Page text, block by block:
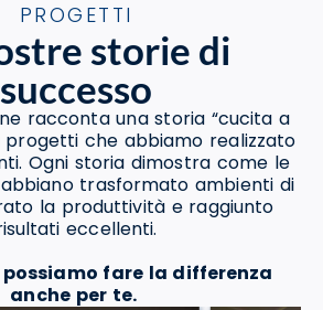
PROGETTI
storie di
successo
racconta una storia “cucita a
progetti che abbiamo realizzato
Ogni storia dimostra come le
trasformato ambienti di
la produttività e raggiunto
eccellenti.
possiamo fare la differenza
anche per te.